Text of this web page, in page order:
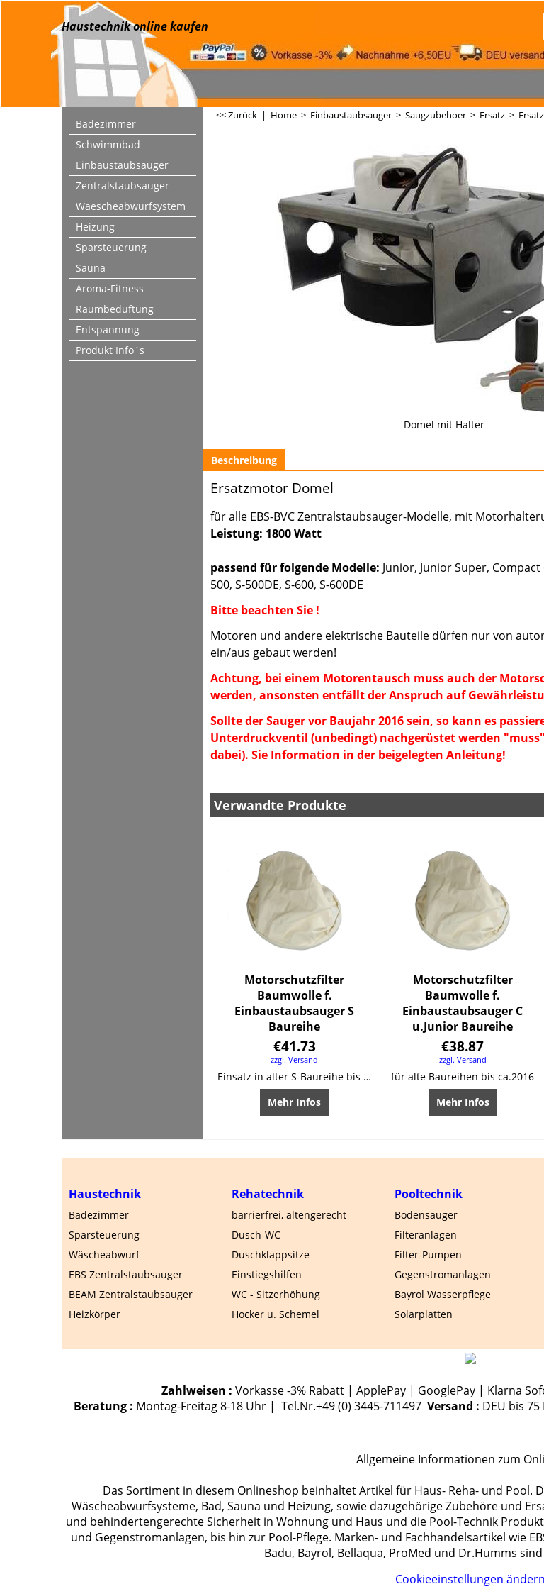
Haustechnik online kaufen
Badezimmer
Schwimmbad
Einbaustaubsauger
Zentralstaubsauger
Waescheabwurfsystem
Heizung
Sparsteuerung
Sauna
Aroma-Fitness
Raumbeduftung
Entspannung
Produkt Info´s
<< Zurück | Home > Einbaustaubsauger > Saugzubehoer > Ersatz >
Domel mit Halter
Beschreibung
Ersatzmotor Domel
für alle EBS-BVC Zentralstaubsauger-Modelle, mit
Leistung: 1800 Watt
passend für folgende Modelle: Junior, Junior Super, Compact
500, S-500DE, S-600, S-600DE
Bitte beachten Sie !
Motoren und andere elektrische Bauteile dürfen nur von
ein/aus gebaut werden!
Achtung, bei einem Motorentausch muss auch der
werden, ansonsten entfällt der Anspruch auf
Sollte der Sauger vor Baujahr 2016 sein, so kann es
Unterdruckventil (unbedingt) nachgerüstet werden
dabei). Sie Information in der beigelegten Anleitung!
Verwandte Produkte
Motorschutzfilter
Baumwolle f.
Einbaustaubsauger S
Baureihe
€41.73
zzgl. Versand
Einsatz in alter S-Baureihe bis ca.2016
Mehr Infos
Motorschutzfilter
Baumwolle f.
Einbaustaubsauger C
u.Junior Baureihe
€38.87
zzgl. Versand
für alte Baureihen bis ca.2016
Mehr Infos
Haustechnik
Badezimmer
Sparsteuerung
Wäscheabwurf
EBS Zentralstaubsauger
BEAM Zentralstaubsauger
Heizkörper
Rehatechnik
barrierfrei, altengerecht
Dusch-WC
Duschklappsitze
Einstiegshilfen
WC - Sitzerhöhung
Hocker u. Schemel
Pooltechnik
Bodensauger
Filteranlagen
Filter-Pumpen
Gegenstromanlagen
Bayrol Wasserpflege
Solarplatten
Zahlweisen : Vorkasse -3% Rabatt | ApplePay | GooglePay | Klarna
Beratung : Montag-Freitag 8-18 Uhr | Tel.Nr.+49 (0) 3445-711497 Versand : DEU bis
Allgemeine Informationen zum
Das Sortiment in diesem Onlineshop beinhaltet Artikel für Haus- Reha- und
Wäscheabwurfsysteme, Bad, Sauna und Heizung, sowie dazugehörige Zubehöre und
und behindertengerechte Sicherheit in Wohnung und Haus und die Pool-Technik
und Gegenstromanlagen, bis hin zur Pool-Pflege. Marken- und Fachhandelsartikel wie
Badu, Bayrol, Bellaqua, ProMed und Dr.Humms
Cookieeinstellungen ändern